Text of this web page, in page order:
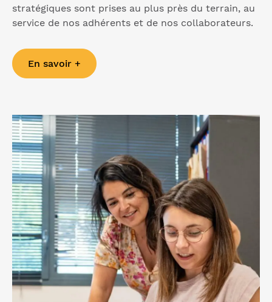
stratégiques sont prises au plus près du terrain, au
service de nos adhérents et de nos collaborateurs.
En savoir +